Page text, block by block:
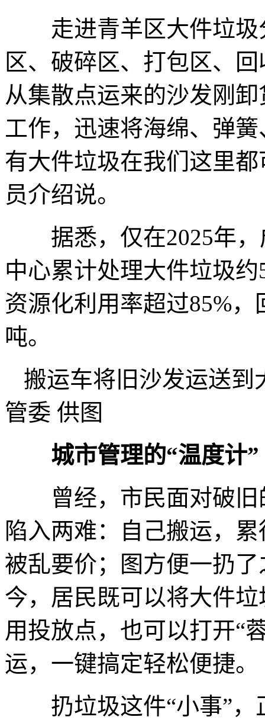
走进青羊区大件垃圾
区、破碎区、打包区、
从集散点运来的沙发刚
工作，迅速将海绵、弹
有大件垃圾在我们这里
员介绍说。
据悉，仅在2025年，
中心累计处理大件垃圾
资源化利用率超过85%
吨。
搬运车将旧沙发运送到
管委 供图
城市管理的“温度计”
曾经，市民面对破旧
陷入两难：自己搬运，
被乱要价；图方便一扔
今，居民既可以将大件
用投放点，也可以打开“
运，一键搞定轻松便捷。
扔垃圾这件“小事”，